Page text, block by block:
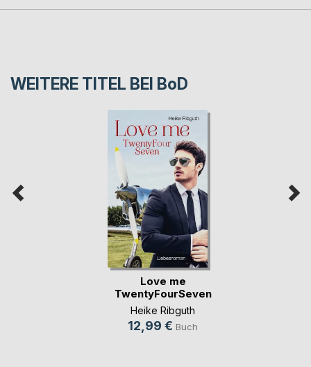
WEITERE TITEL BEI BoD
Love me
TwentyFourSeven
Heike Ribguth
12,99 € Buch